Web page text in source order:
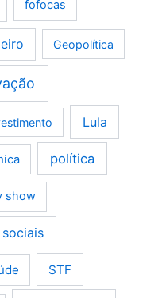
fofocas
Geopolítica
Lula
política
show
STF